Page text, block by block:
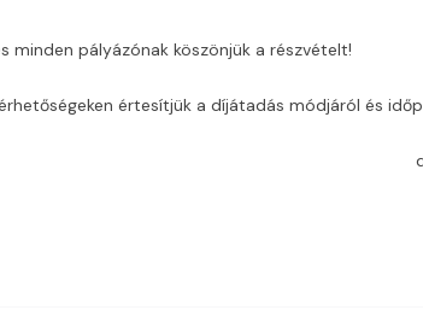
minden pályázónak köszönjük a részvételt!
értesítjük a díjátadás módjáról és